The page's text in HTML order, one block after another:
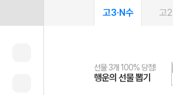
고3·N수 고2
선물 3개 100% 당첨!
행운의 선물 뽑기
선물 100% 증정!
메가스터디 X 올리브
여름방학 스터디 캐시백
메가런 썸머스쿨
2027 러셀 단과
강사 공개선발
스마트러닝앱
설문 EVENT
메가패스
3일 무료 체험권
메가패스 수강생 무료혜택!
메가클럽 멤버십
사회공헌 캠페인
희망이룸 메가나눔